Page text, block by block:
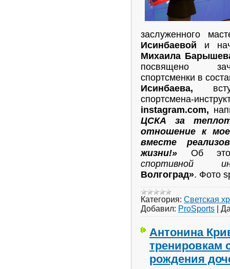
заслуженного
Исинбаевой и
Михаила
посвящено
спортсменки в
Исинбаева,
спортсмена-
instagram.com,
ЦСКА за
отношение к
вместе
жизни!» Об
спортивной
Волгоград». Фото
Категория: Светская
Добавил: ProSports
Антонина
тренировкам
рождения